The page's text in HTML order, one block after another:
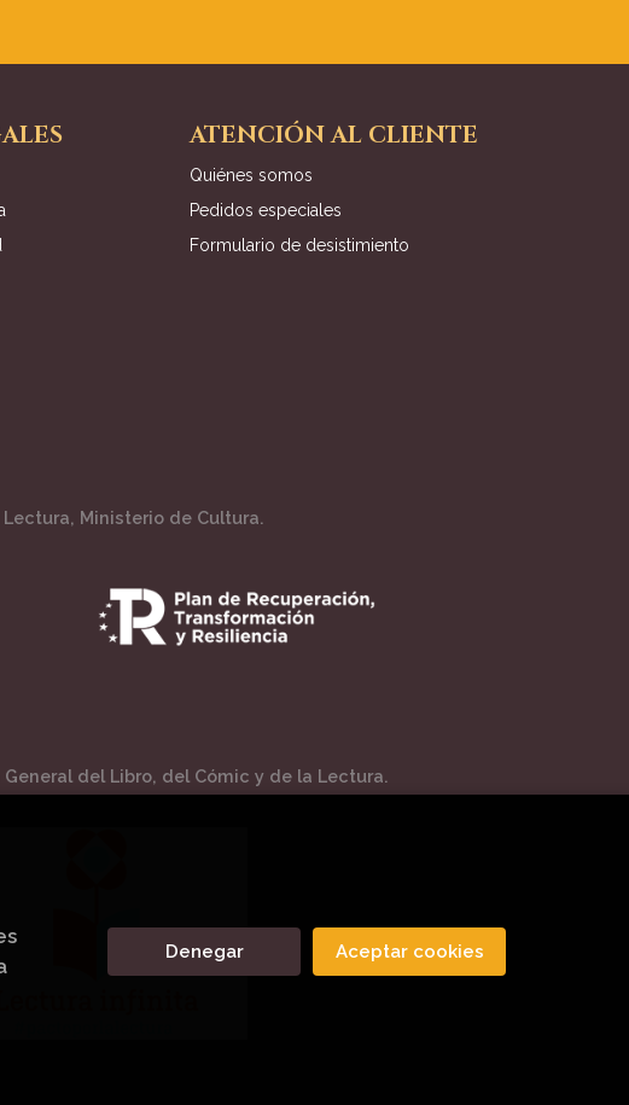
ATENCIÓN AL CLIENTE
Quiénes somos
Pedidos especiales
Formulario de desistimiento
Ministerio de Cultura.
del Libro, del Cómic y de la Lectura.
Denegar Aceptar cookies